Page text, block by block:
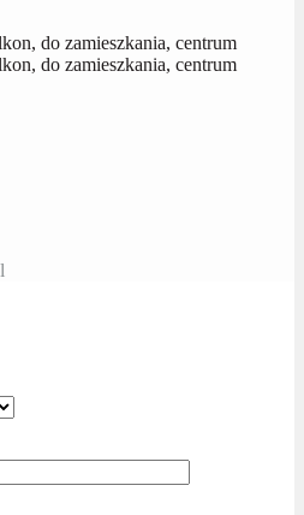
do zamieszkania, centrum
do zamieszkania, centrum